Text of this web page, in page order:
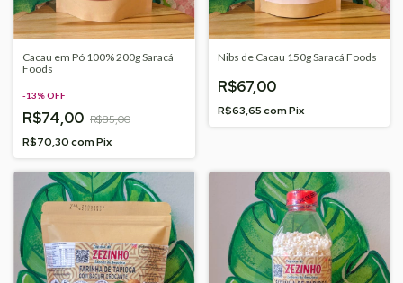
Cacau em Pó 100% 200g Saracá
Foods
-13%OFF
R$74,00 R$85,00
R$70,30comPix
Nibs de Cacau 150g Saracá Foods
R$67,00
R$63,65comPix